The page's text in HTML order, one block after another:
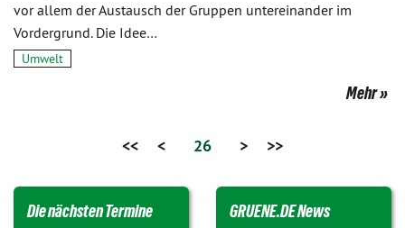
vor allem der Austausch der Gruppen untereinander im
Vordergrund. Die Idee…
Umwelt
Mehr
<< < 26 > >>
Die nächsten Termine
GRUENE.DE News